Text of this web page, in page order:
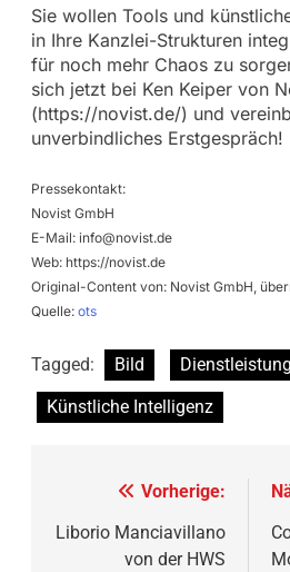
Sie wollen Tools und
in Ihre Kanzlei-Strukturen
für noch mehr Chaos zu
sich jetzt bei Ken Keiper von
(https://novist.de/) und
unverbindliches Erstgespräch!
Pressekontakt:
Novist GmbH
E-Mail: info@novist.de
Web: https://novist.de
Original-Content von: Novist GmbH,
Quelle: ots
Tagged: Bild Dienstleistung
Künstliche Intelligenz
Vorherige:
Liborio Manciavillano
von der HWS